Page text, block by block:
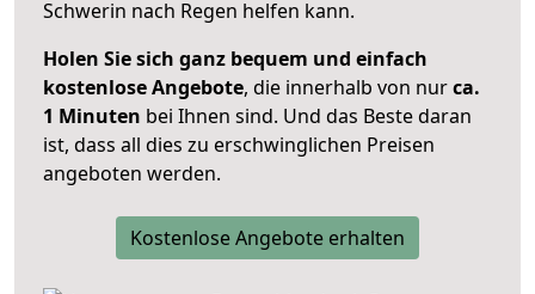
Schwerin nach Regen helfen kann.
Holen Sie sich ganz bequem und einfach
kostenlose Angebote, die innerhalb von nurca.
1 Minuten bei Ihnen sind. Und das Beste daran
ist, dass all dies zu erschwinglichen Preisen
angeboten werden.
Kostenlose Angebote erhalten